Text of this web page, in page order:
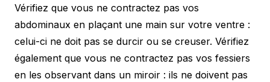
Vérifiez que vous ne contractez pas vos
abdominaux en plaçant une main sur votre ventre :
celui-ci ne doit pas se durcir ou se creuser. Vérifiez
également que vous ne contractez pas vos fessiers
en les observant dans un miroir : ils ne doivent pas